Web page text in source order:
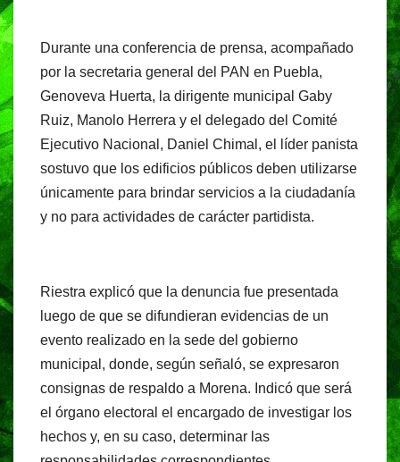
Durante una conferencia de prensa, acompañado
por la secretaria general del PAN en Puebla,
Genoveva Huerta, la dirigente municipal Gaby
Ruiz, Manolo Herrera y el delegado del Comité
Ejecutivo Nacional, Daniel Chimal, el líder panista
sostuvo que los edificios públicos deben utilizarse
únicamente para brindar servicios a la ciudadanía
y no para actividades de carácter partidista.
Riestra explicó que la denuncia fue presentada
luego de que se difundieran evidencias de un
evento realizado en la sede del gobierno
municipal, donde, según señaló, se expresaron
consignas de respaldo a Morena. Indicó que será
el órgano electoral el encargado de investigar los
hechos y, en su caso, determinar las